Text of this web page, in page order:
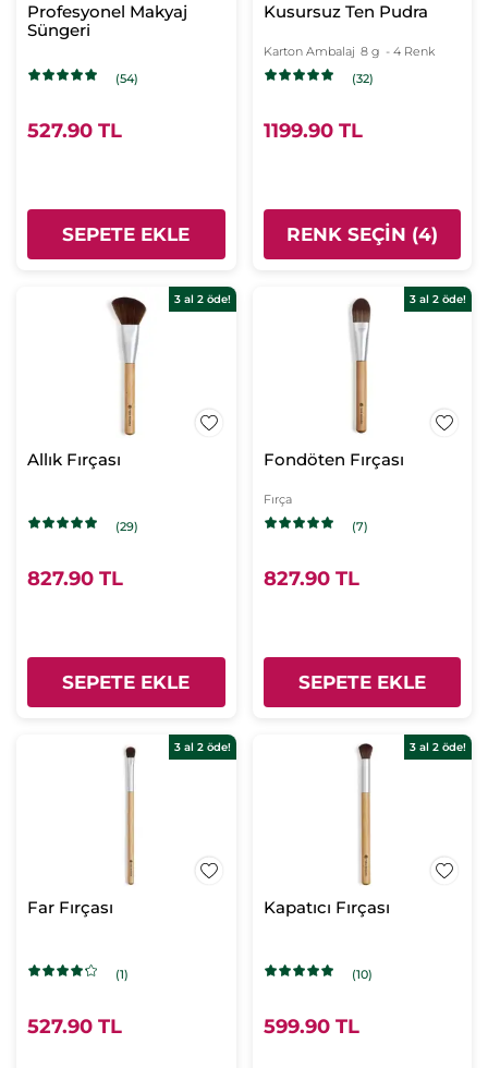
Profesyonel Makyaj
Süngeri
(54)
527.90 TL
SEPETE EKLE
Kusursuz Ten Pudra
Karton Ambalaj 8 g - 4 Renk
(32)
1199.90 TL
RENK SEÇIN (4)
3 al 2 öde!
Allık Fırçası
(29)
827.90 TL
SEPETE EKLE
3 al 2 öde!
Fondöten Fırçası
Fırça
(7)
827.90 TL
SEPETE EKLE
3 al 2 öde!
Far Fırçası
(1)
527.90 TL
3 al 2 öde!
Kapatıcı Fırçası
(10)
599.90 TL